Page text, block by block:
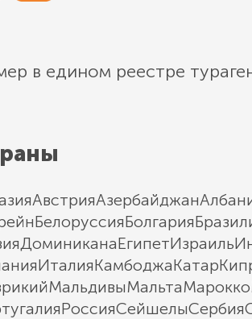
в едином реестре
АвстрияАзербайджан
БелоруссияБолгария
ДоминиканаЕгипетИзраиль
ИталияКамбоджаКатар
МальдивыМальтаМарокко
РоссияСейшелыСербия